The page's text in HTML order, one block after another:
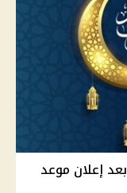
أفضل رسائل تهنئة عيد الفطر 2026 بعد إعلان موعد